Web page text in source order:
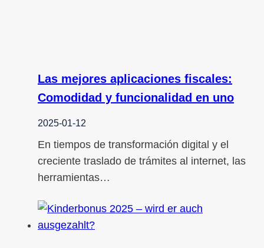
Las mejores aplicaciones fiscales:
Comodidad y funcionalidad en uno
2025-01-12
En tiempos de transformación digital y el
creciente traslado de trámites al internet, las
herramientas…